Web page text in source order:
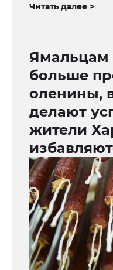
Читать далее >
больше
оленины,
делают
жители